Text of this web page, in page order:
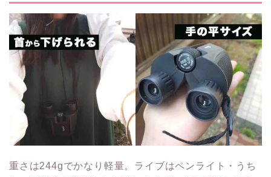
重さは244gでかなり軽量。ライブはペンライト・うち